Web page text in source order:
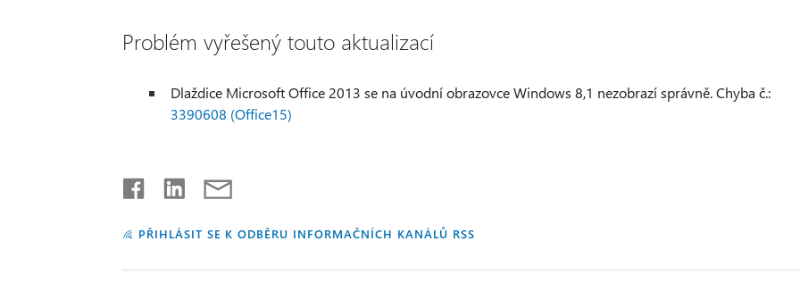
Problém vyřešený touto aktualizací
Dlaždice Microsoft Office 2013 se na úvodní obrazovce Windows 8,1 nezobrazí správně. Chyba č.:
3390608 (Office15)
PŘIHLÁSIT SE K ODBĚRU INFORMAČNÍCH KANÁLŮ RSS